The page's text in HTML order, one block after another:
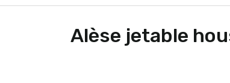
Alèse jetable